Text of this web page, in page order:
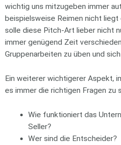
wichtig uns mitzugeben immer
beispielsweise Reimen nicht
solle diese Pitch-Art lieber nicht
immer genügend Zeit
Gruppenarbeiten zu üben und
Ein weiterer wichtigerer Aspekt,
es immer die richtigen Fragen zu
Wie funktioniert das
Seller?
Wer sind die Entscheider?